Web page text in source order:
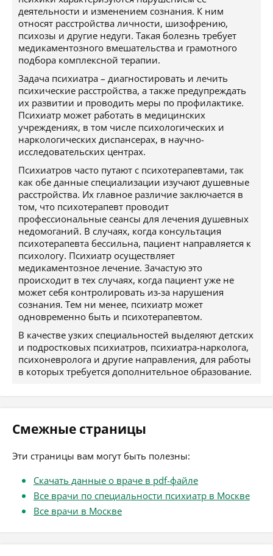
деятельности и изменением сознания. К ним
относят расстройства личности, шизофрению,
психозы и другие недуги. Такая болезнь требует
медикаментозного вмешательства и грамотного
подбора комплексной терапии.
Задача психиатра – диагностировать и лечить
психические расстройства, а также предупреждать
их развитии и проводить меры по профилактике.
Психиатр может работать в медицинских
учреждениях, в том числе психологических и
наркологических диспансерах, в научно-
исследовательских центрах.
Психиатров часто путают с психотерапевтами, так
как обе данные специализации изучают душевные
расстройства. Их главное различие заключается в
том, что психотерапевт проводит
профессиональные сеансы для лечения душевных
недомоганий. В случаях, когда консультация
психотерапевта бессильна, пациент направляется к
психологу. Психиатр осуществляет
медикаментозное лечение. Зачастую это
происходит в тех случаях, когда пациент уже не
может себя контролировать из-за нарушения
сознания. Тем ни менее, психиатр может
одновременно быть и психотерапевтом.
В качестве узких специальностей выделяют детских
и подростковых психиатров, психиатра-нарколога,
психоневролога и другие направления, для работы
в которых требуется дополнительное образование.
Смежные страницы
Эти страницы вам могут быть полезны:
Скачать данные о враче в pdf-файле
Все врачи по специальности психиатр в Москве
Все врачи в Москве